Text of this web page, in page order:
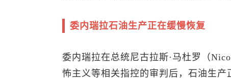
委内瑞拉石油生产正在缓慢恢复
委内瑞拉在总统尼古拉斯·马杜罗（
怖主义等相关指控的审判后，石油生产